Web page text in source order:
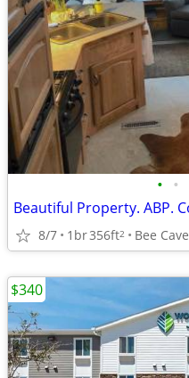
• •
8/7 1br356ft2 Bee Cave
$340